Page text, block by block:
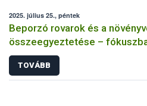
2025. július 25., péntek
Beporzó rovarok és a
összeegyeztetése –
TOVÁBB